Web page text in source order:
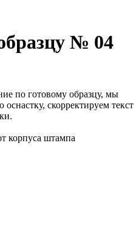
№ 04
по готовому образцу, мы
скорректируем текст
корпуса штампа